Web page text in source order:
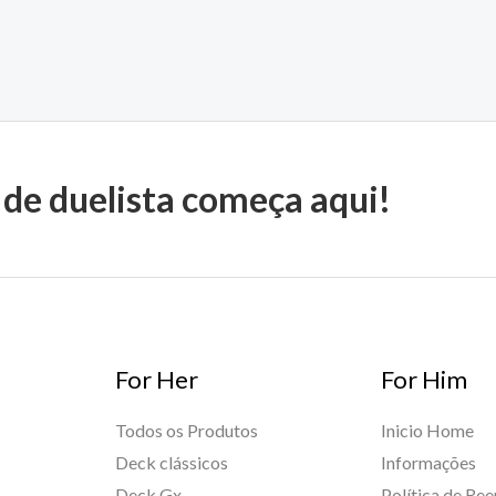
duelista começa aqui!
For Her
Todos os Produtos
Deck clássicos
For Him
Inicio Home
Informações